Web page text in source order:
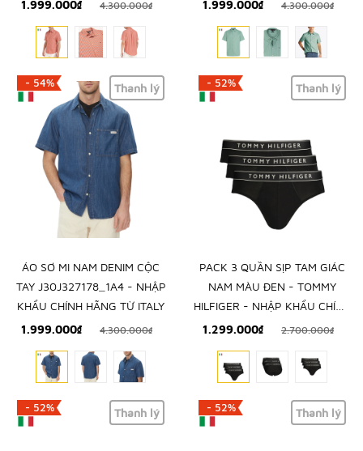
1.999.000₫ 4.300.000₫ 1.999.000₫ 4.300.000₫
- 54% Thanh lý
ÁO SƠ MI NAM DENIM CỘC
TAY J30J327178_1A4 - NHẬP
KHẨU CHÍNH HÃNG TỪ ITALY
1.999.000₫
4.300.000₫
- 52% Thanh lý
PACK 3 QUẦN SỊP TAM GIÁC
NAM MÀU ĐEN - TOMMY
HILFIGER - NHẬP KHẨU CHÍNH
HÃNG TỪ Ý
1.299.000₫ 2.700.000₫
- 52% Thanh lý - 52% Thanh lý